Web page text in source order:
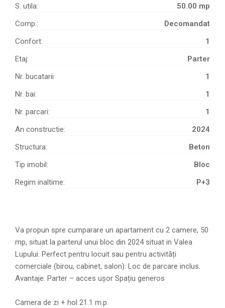
S. utila:
50.00 mp
Comp.:
Decomandat
Confort:
1
Etaj:
Parter
Nr. bucatarii:
1
Nr. bai:
1
Nr. parcari:
1
An constructie:
2024
Structura:
Beton
Tip imobil:
Bloc
Regim inaltime:
P+3
Va propun spre cumparare un apartament cu 2 camere, 50
mp, situat la parterul unui bloc din 2024 situat in Valea
Lupului. Perfect pentru locuit sau pentru activități
comerciale (birou, cabinet, salon). Loc de parcare inclus.
Avantaje: Parter – acces ușor Spațiu generos
Camera de zi + hol 21.1 m.p.